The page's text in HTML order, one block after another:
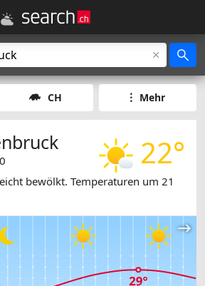
CH Mehr
22°
bewölkt. Temperaturen um 21